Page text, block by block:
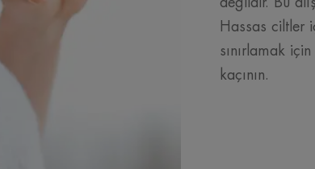
Hassas ciltler
sınırlamak
kaçının.